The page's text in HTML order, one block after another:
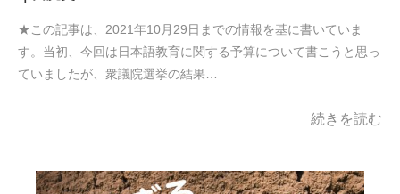
★この記事は、2021年10月29日までの情報を基に書いていま
す。当初、今回は日本語教育に関する予算について書こうと思っ
ていましたが、衆議院選挙の結果…
続きを読む